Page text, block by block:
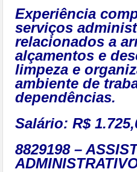
Experiência
serviços
relacionados a
alçamentos e
limpeza e
ambiente de
dependências.
Salário: R$
8829198 –